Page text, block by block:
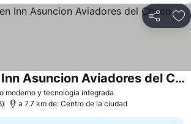
Compartir
moderno y tecnología integrada
Hilton Garden Inn Asuncion Aviadores del Chaco
a 7.7 km de: Centro de la ciudad